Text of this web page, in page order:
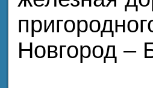
Новгород –